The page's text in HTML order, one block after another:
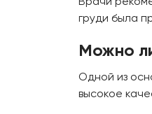
груди была
Можно
Одной из
высокое